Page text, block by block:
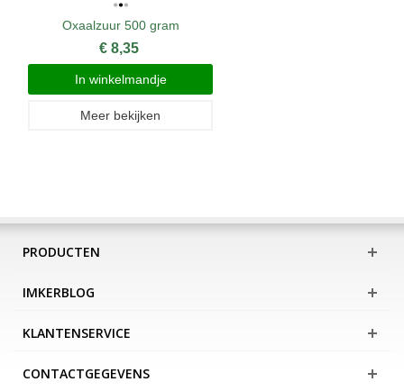
Oxaalzuur 500 gram
€ 8,35
In winkelmandje
Meer bekijken
PRODUCTEN
IMKERBLOG
KLANTENSERVICE
CONTACTGEGEVENS